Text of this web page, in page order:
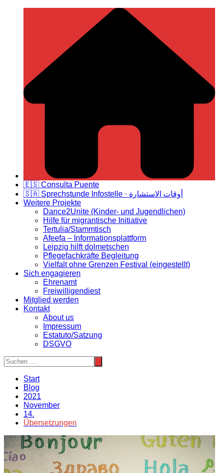
Deutsch Spanische Freundschaft
🇪🇸 Consulta Puente
🇸🇦 Sprechstunde Infostelle · أوقات الاستشارة
Weitere Projekte
Dance2Unite (Kinder- und Jugendlichen)
Hilfe für migrantische Initiative
Tertulia/Stammtisch
Afeefa – Informationsplattform
Leipzig hilft dolmetschen
Pflegefachkräfte Begleitung
Vielfalt ohne Grenzen Festival (eingestellt)
Sich engagieren
Ehrenamt
Freiwilligendiest
Mitglied werden
Kontakt
About us
Impressum
Estatuto/Satzung
DSGVO
Start
Blog
2021
November
14.
Übersetzungen